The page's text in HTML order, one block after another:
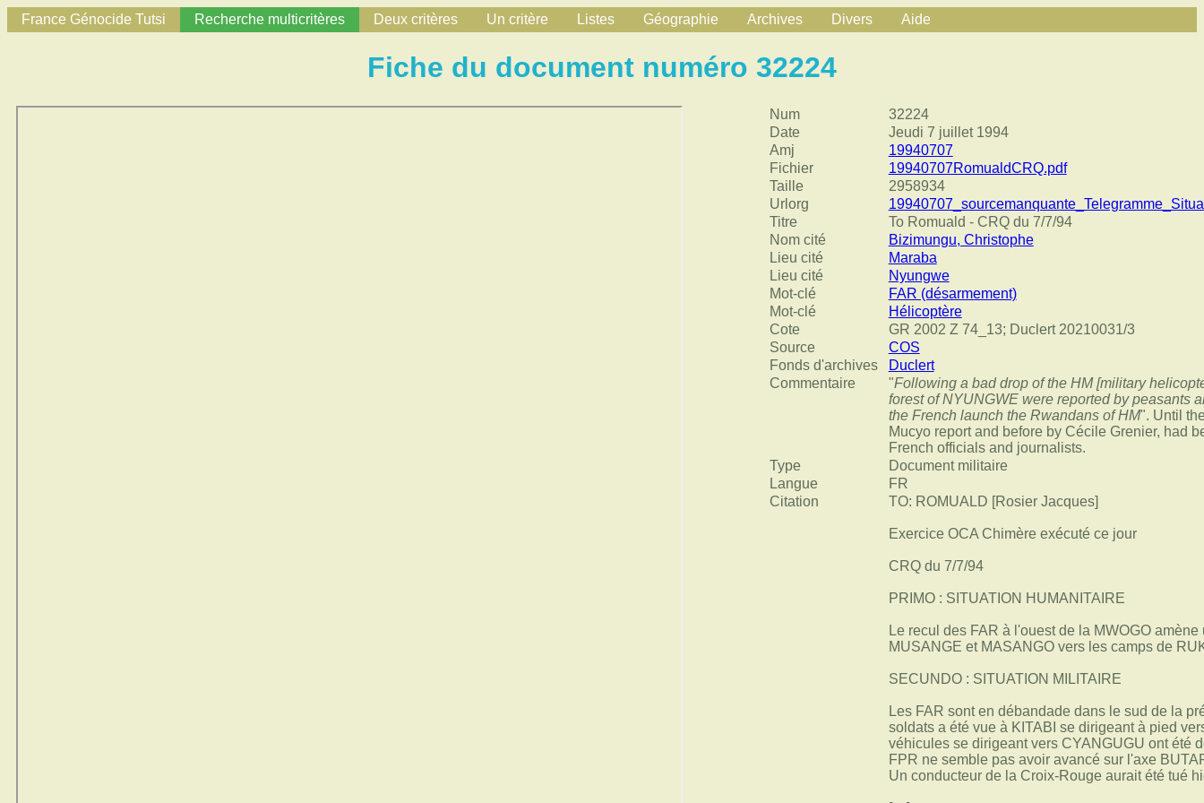
France Génocide Tutsi Recherche multicritères Deux critères Un critère Listes Géographie Archives Divers Aide
Fiche du document numéro 32224
Num
32224
Date
Jeudi 7 juillet 1994
Amj
19940707
Fichier
19940707RomualdCRQ.pdf
Taille
2958934
Urlorg
Titre
To Romuald - CRQ du 7/7/94
Nom cité
Bizimungu, Christophe
Lieu cité
Maraba
Lieu cité
Nyungwe
Mot-clé
FAR (désarmement)
Mot-clé
Hélicoptère
Cote
GR 2002 Z 74_13; Duclert 20210031/3
Source
COS
Fonds d'archives
Duclert
Commentaire
"Following a bad drop of the HM [military
forest of NYUNGWE were reported by peasants
the French launch the Rwandans of HM". Until
Mucyo report and before by Cécile Grenier, had
French officials and journalists.
Type
Document militaire
Langue
FR
Citation
TO: ROMUALD [Rosier Jacques]
Exercice OCA Chimère exécuté ce jour
CRQ du 7/7/94
PRIMO : SITUATION HUMANITAIRE
Le recul des FAR à l'ouest de la MWOGO
MUSANGE et MASANGO vers les camps de
SECUNDO : SITUATION MILITAIRE
Les FAR sont en débandade dans le sud de la
soldats a été vue à KITABI se dirigeant à pied
véhicules se dirigeant vers CYANGUGU ont été
FPR ne semble pas avoir avancé sur l'axe
Un conducteur de la Croix-Rouge aurait été tué